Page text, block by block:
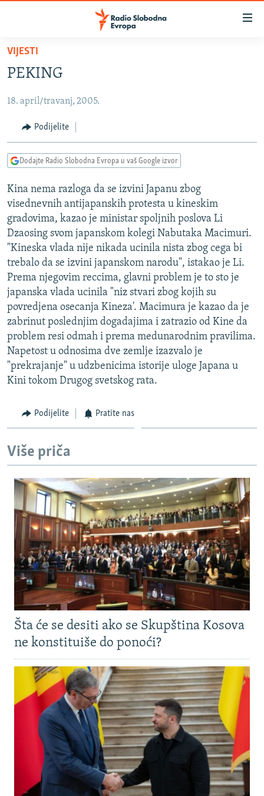
Pređite
glavni
Pređite
Pređite
pretragu
SRBIJA
KOSOVO
VIZUELNO
VIDEO
FOTOGALERIJE
INFOGRAFIKE
PODCASTI
RAT U UKRAJINI
KINA NA BALKANU
RSE PRIČE IZ SVIJETA
ISPRIČAJ MI
DNEVNO@RSE
SPECIJALI RSE
VIŠE OD NASLOVA
GENOCID U SREBRENICI
POPLAVE I KLIZIŠTA U BIH 2024.
MOJA EVROPA
TRI DECENIJE OD RATA U BIH
SVE KARTE DEJTONA
NASTANAK I RASPAD JUGOSLAVIJE
PRATITE NAS
VIJESTI
PEKING
18. april/travanj, 2005.
Podijelite
Dodajte Radio Slobodna Evropa u vaš Google izvor
Kina nema razloga da se izvini Japanu zbog
visednevnih antijapanskih protesta u kineskim
gradovima, kazao je ministar spoljnih poslova Li
Dzaosing svom japanskom kolegi Nabutaka Macimuri.
"Kineska vlada nije nikada ucinila nista zbog cega bi
trebalo da se izvini japanskom narodu", istakao je Li.
Prema njegovim reccima, glavni problem je to sto je
japanska vlada ucinila "niz stvari zbog kojih su
povredjena osecanja Kineza'. Macimura je kazao da je
zabrinut poslednjim dogadajima i zatrazio od Kine da
problem resi odmah i prema medunarodnim pravilima.
Napetost u odnosima dve zemlje izazvalo je
"prekrajanje" u udzbenicima istorije uloge Japana u
Kini tokom Drugog svetskog rata.
Podijelite Pratite nas
Više priča
Šta će se desiti ako se Skupština Kosova
ne konstituiše do ponoći?